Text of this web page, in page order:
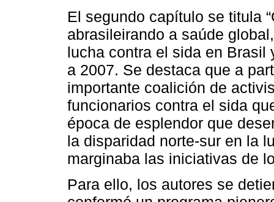
El segundo capítulo se titula
abrasileirando a saúde
lucha contra el sida en Brasil
a 2007. Se destaca que a
importante coalición de
funcionarios contra el sida
época de esplendor que
la disparidad norte-sur en la
marginaba las iniciativas de
Para ello, los autores se